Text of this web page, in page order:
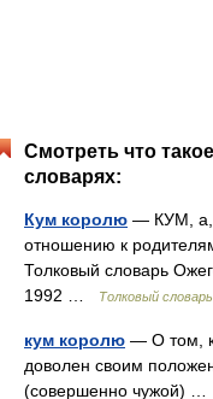
Смотреть что
словарях:
Кум королю — КУМ, а,
отношению к
Толковый словарь
1992 …
Толковый
кум королю — О том,
доволен своим
(совершенно чужой) …